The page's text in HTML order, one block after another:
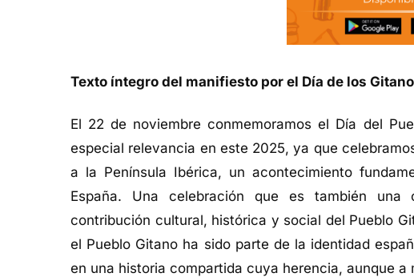
Texto íntegro del manifiesto por el Día de los
El 22 de noviembre conmemoramos el Día del
especial relevancia en este 2025, ya que
a la Península Ibérica, un acontecimiento
España. Una celebración que es también
contribución cultural, histórica y social del Pueblo
el Pueblo Gitano ha sido parte de la identidad
en una historia compartida cuya herencia, aunque a